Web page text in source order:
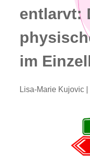
entlarvt:
im
Lisa-Marie Kujovic |